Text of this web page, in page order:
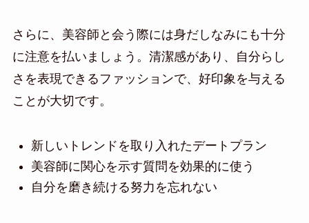
さらに、美容師と会う際には身だしなみにも十分
に注意を払いましょう。清潔感があり、自分らし
さを表現できるファッションで、好印象を与える
ことが大切です。
新しいトレンドを取り入れたデートプラン
美容師に関心を示す質問を効果的に使う
自分を磨き続ける努力を忘れない